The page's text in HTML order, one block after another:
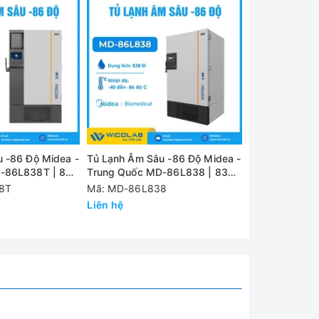
hồng
phòng
thất
-86 Độ Midea -
86L838T | 838
Tủ Lạnh Âm Sâu -86 Độ Midea -
Trung Quốc MD-86L838 | 838
Lít
Mã: MD-86L838
Liên hệ